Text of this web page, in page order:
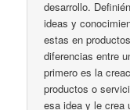
desarrollo.
ideas y
estas en
diferencias entre
primero es la
productos o
esa idea y le crea